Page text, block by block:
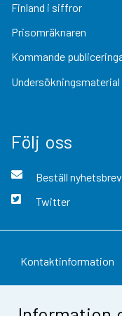
Finland i siffror
Prisomräknaren
Kommande
Undersökningsmaterial
Följ oss
Beställ nyhetsbrev
Twitter
Kontaktinformation
Respons